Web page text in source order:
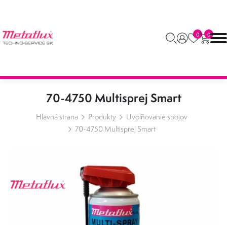
0 0
70-4750 Multisprej Smart
Hlavná strana Produkty
Uvoľňovanie spojov
70-4750 Multisprej Smart